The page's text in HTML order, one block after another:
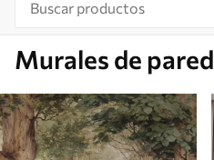
Murales de pared